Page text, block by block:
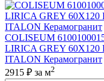
COLISEUM
LIRICA GREY 60X120
ITALON Керамогранит
2915 ₽ за м2